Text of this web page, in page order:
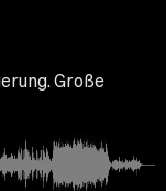
Große